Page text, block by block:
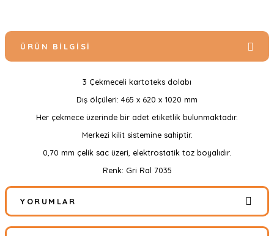
ÜRÜN BILGISI
3 Çekmeceli kartoteks dolabı
Dış ölçüleri: 465 x 620 x 1020 mm
Her çekmece üzerinde bir adet etiketlik bulunmaktadır.
Merkezi kilit sistemine sahiptir.
0,70 mm çelik sac üzeri, elektrostatik toz boyalıdır.
Renk: Gri Ral 7035
YORUMLAR